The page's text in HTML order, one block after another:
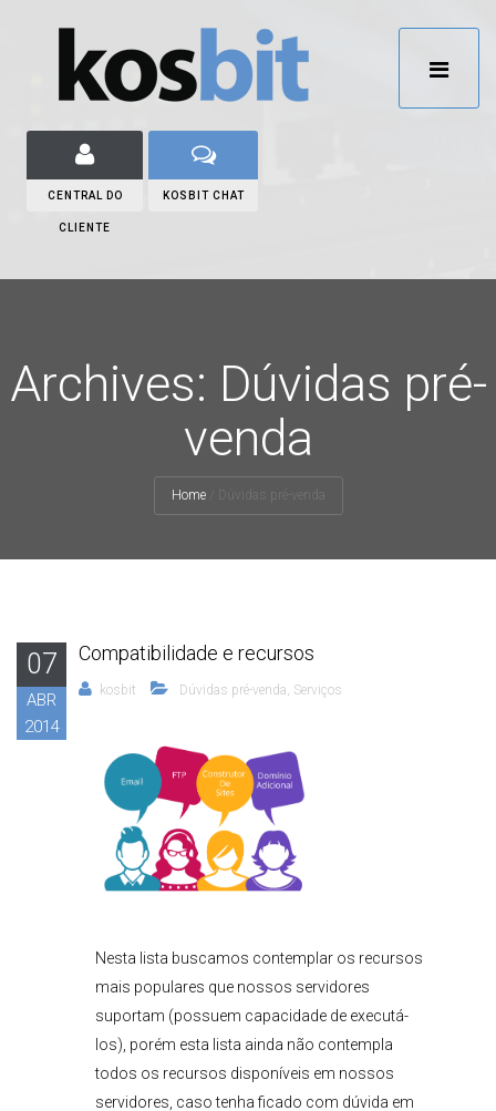
CENTRAL DO
CLIENTE
KOSBIT CHAT
Archives: Dúvidas pré-
venda
Home Dúvidas pré-venda
07
ABR
2014
Compatibilidade e recursos
kosbit Dúvidas pré-venda, Serviços
Nesta lista buscamos contemplar os recursos
mais populares que nossos servidores
suportam (possuem capacidade de executá-
los), porém esta lista ainda não contempla
todos os recursos disponíveis em nossos
servidores, caso tenha ficado com dúvida em